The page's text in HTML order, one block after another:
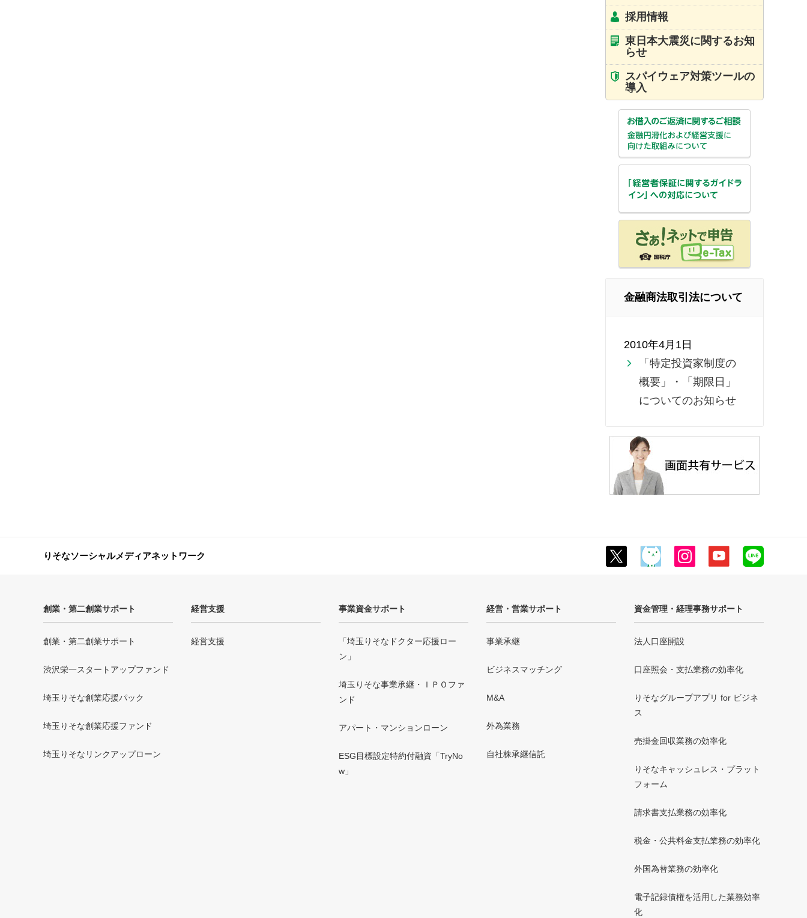
採用情報
東日本大震災に関するお知
らせ
スパイウェア対策ツールの
導入
金融商法取引法について
2010年4月1日
「特定投資家制度の
概要」・「期限日」
についてのお知らせ
りそなソーシャルメディアネットワーク
創業・第二創業サポート
創業・第二創業サポート
渋沢栄一スタートアップファンド
埼玉りそな創業応援パック
埼玉りそな創業応援ファンド
埼玉りそなリンクアップローン
経営支援
経営支援
事業資金サポート
「埼玉りそなドクター応援ロー
ン」
埼玉りそな事業承継・ＩＰＯファ
ンド
アパート・マンションローン
ESG目標設定特約付融資「TryNo
w」
経営・営業サポート
事業承継
ビジネスマッチング
M&A
外為業務
自社株承継信託
資金管理・経理事務サポート
法人口座開設
口座照会・支払業務の効率化
りそなグループアプリ for ビジネ
ス
売掛金回収業務の効率化
りそなキャッシュレス・プラット
フォーム
請求書支払業務の効率化
税金・公共料金支払業務の効率化
外国為替業務の効率化
電子記録債権を活用した業務効率
化